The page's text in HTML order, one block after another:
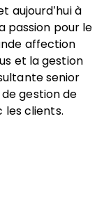
aujourd’hui à
passion pour le
affection
et la gestion
senior
gestion de
les clients.